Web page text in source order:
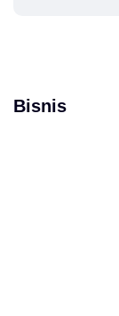
Bisnis